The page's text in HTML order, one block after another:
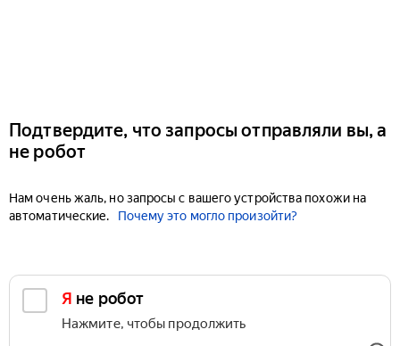
Подтвердите, что запросы отправляли вы, а
не робот
Нам очень жаль, но запросы с вашего устройства похожи на
автоматические.
Почему это могло произойти?
Я не робот
Нажмите, чтобы продолжить